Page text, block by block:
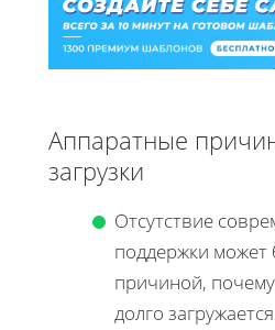
Аппаратные
загрузки
Отсутствие
поддержки
причиной,
долго